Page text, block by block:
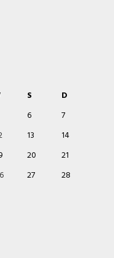
S
D
6
7
13
14
20
21
27
28